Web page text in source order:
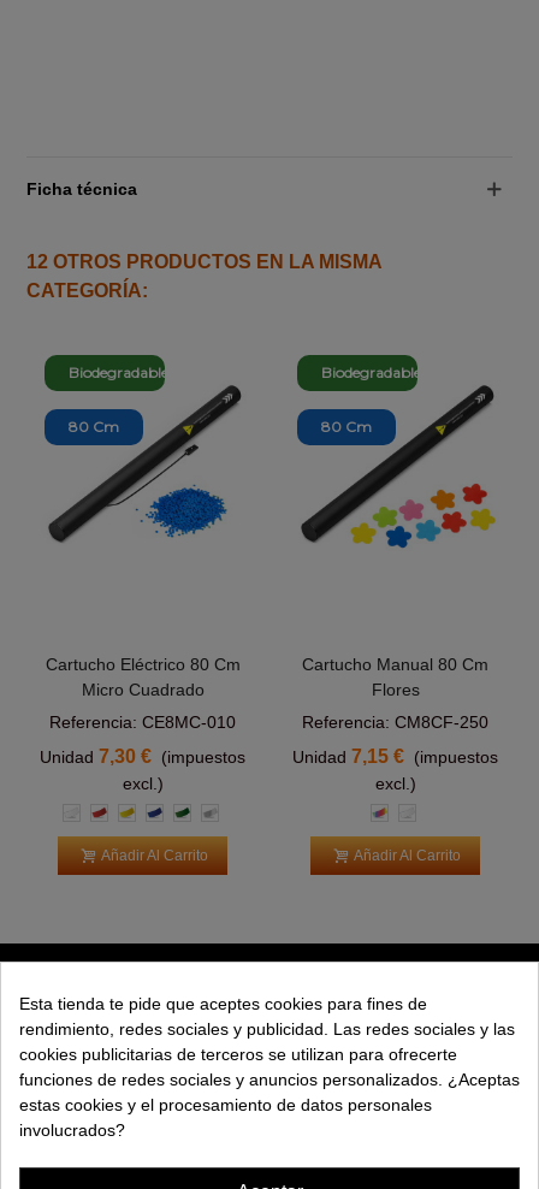
Ficha técnica
12 OTROS PRODUCTOS EN LA MISMA
CATEGORÍA:
Biodegradable
80 Cm
Cartucho Eléctrico 80 Cm
Micro Cuadrado
Referencia: CE8MC-010
Unidad7,30 € (impuestos
excl.)
Blanco
RojoAmarillo
AzulVerdePlata
Añadir Al Carrito
Biodegradable
80 Cm
Cartucho Manual 80 Cm
Flores
Referencia: CM8CF-250
Unidad7,15 € (impuestos
excl.)
Multicolor
Añadir Al Carrito
EXPLORAR
EMPRESA
Esta tienda te pide que aceptes cookies para fines de
rendimiento, redes sociales y publicidad. Las redes sociales y las
cookies publicitarias de terceros se utilizan para ofrecerte
funciones de redes sociales y anuncios personalizados. ¿Aceptas
estas cookies y el procesamiento de datos personales
involucrados?